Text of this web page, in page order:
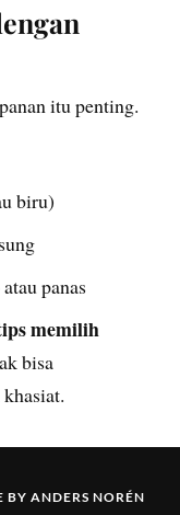
itu penting.
biru)
panas
memilih
bisa
BY ANDERS NORÉN